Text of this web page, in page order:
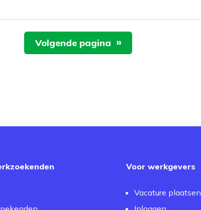
Volgende pagina
Voor werkgevers
Vacature plaatsen